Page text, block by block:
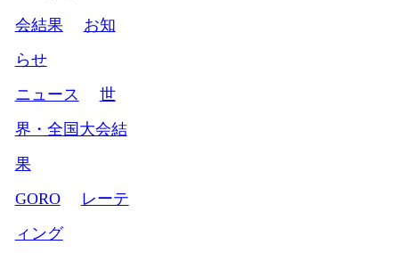
会結果
お知
らせ
ニュース
世
界・全国大会結
果
GORO
レーテ
ィング